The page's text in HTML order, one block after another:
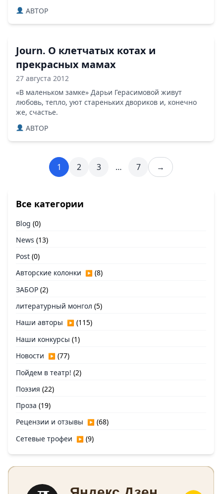
ABTOP
Journ. О клетчатых котах и
прекрасных мамах
27 августа 2012
«В маленьком замке» Дарьи Герасимовой живут
любовь, тепло, уют стареньких двориков и, конечно
же, счастье.
ABTOP
1 2 3 … 7 →
Все категории
Blog (0)
News (13)
Post (0)
Авторские колонки ▶ (8)
ЗАБОР (2)
литературный монгол (5)
Наши авторы ▶ (115)
Наши конкурсы (1)
Новости ▶ (77)
Пойдем в театр! (2)
Поэзия (22)
Проза (19)
Рецензии и отзывы ▶ (68)
Сетевые трофеи ▶ (9)